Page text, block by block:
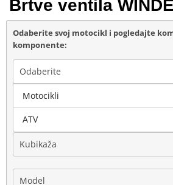
Brtve ventila
Odaberite svoj motocikl i pogledajte
komponente:
Odaberite
Marka
Kubikaža
Model
Motocikli
ATV